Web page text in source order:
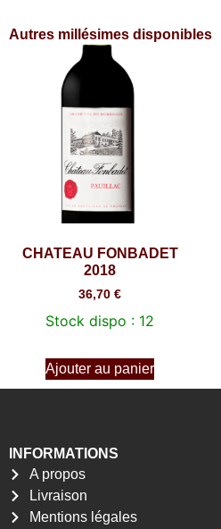
Autres millésimes disponibles
CHATEAU FONBADET
2018
36,70 €
Stock dispo : 12
Ajouter au panier
INFORMATIONS
A propos
Livraison
Mentions légales